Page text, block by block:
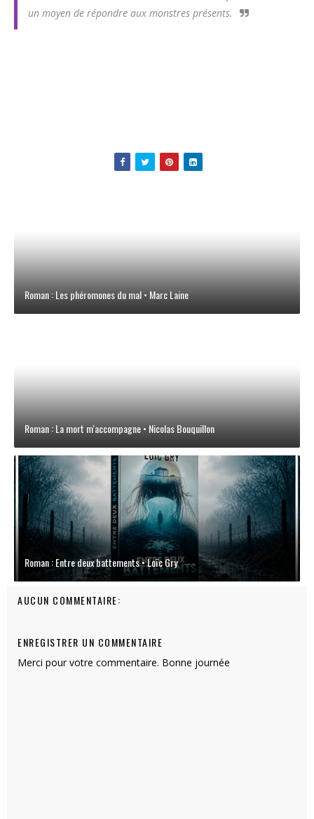
un moyen de répondre aux monstres présents.
Roman : Les phéromones du mal • Marc Laine
Roman : La mort m'accompagne • Nicolas Bouquillon
Roman : Entre deux battements • Loïc Gry
AUCUN COMMENTAIRE:
ENREGISTRER UN COMMENTAIRE
Merci pour votre commentaire. Bonne journée